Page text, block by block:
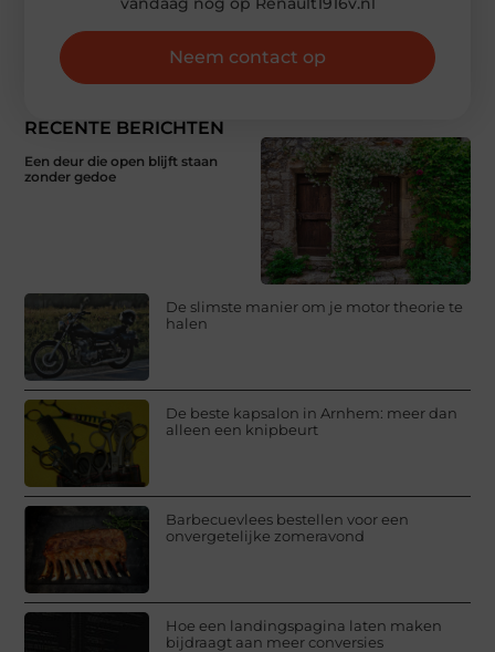
RECENTE BERICHTEN
Een deur die open blijft staan
zonder gedoe
De slimste manier om je motor theorie te
halen
De beste kapsalon in Arnhem: meer dan
alleen een knipbeurt
Barbecuevlees bestellen voor een
onvergetelijke zomeravond
Hoe een landingspagina laten maken
bijdraagt aan meer conversies
Neem contact op